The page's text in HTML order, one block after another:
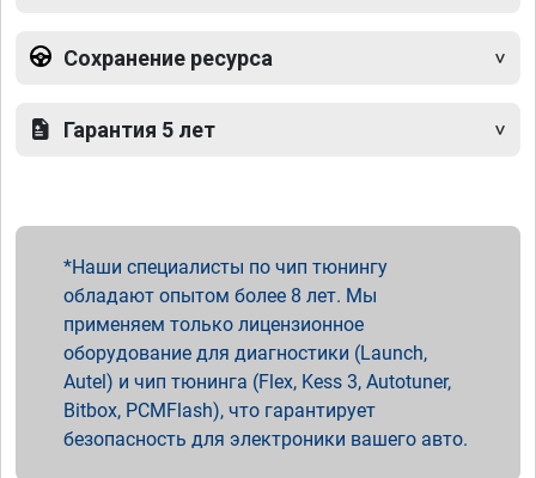
Сохранение ресурса
Гарантия 5 лет
Наши специалисты по чип тюнингу
обладают опытом более 8 лет. Мы
применяем только лицензионное
оборудование для диагностики (Launch,
Autel) и чип тюнинга (Flex, Kess 3, Autotuner,
Bitbox, PCMFlash), что гарантирует
безопасность для электроники вашего авто.